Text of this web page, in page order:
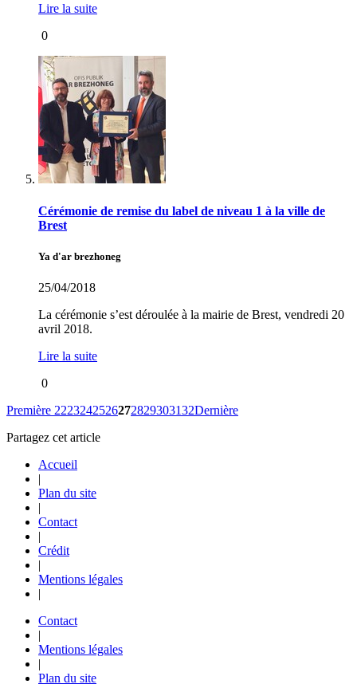
Lire la suite
0
Cérémonie de remise du label de niveau 1 à la ville de
Brest
Ya d'ar brezhoneg
25/04/2018
La cérémonie s’est déroulée à la mairie de Brest, vendredi 20
avril 2018.
Lire la suite
0
Première 2223242526272829303132Dernière
Partagez cet article
Accueil
|
Plan du site
|
Contact
|
Crédit
|
Mentions légales
|
Contact
|
Mentions légales
|
Plan du site